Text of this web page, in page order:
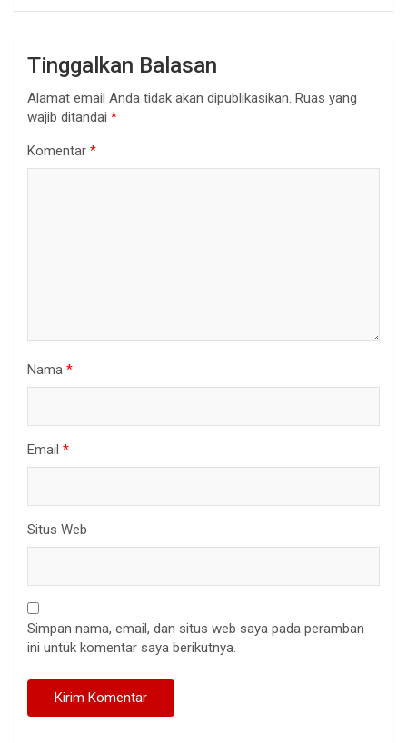
Tinggalkan Balasan
Alamat email Anda tidak akan dipublikasikan. Ruas yang
wajib ditandai *
Komentar *
Nama *
Email *
Situs Web
Simpan nama, email, dan situs web saya pada peramban
ini untuk komentar saya berikutnya.